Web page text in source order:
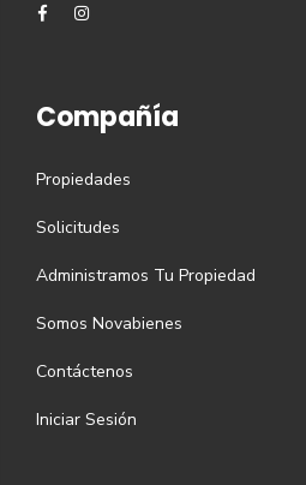
Compañía
Propiedades
Solicitudes
Administramos Tu Propiedad
Somos Novabienes
Contáctenos
Iniciar Sesión